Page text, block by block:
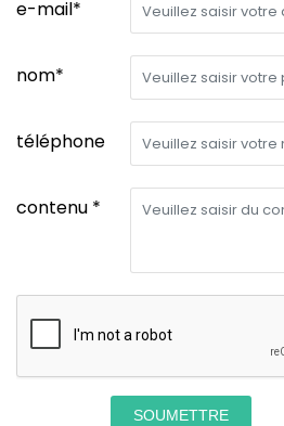
e-mail*
nom*
téléphone
contenu *
SOUMETTRE